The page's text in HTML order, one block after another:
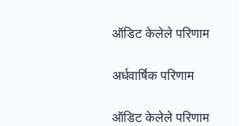
ऑडिट केलेले परिणाम
अर्धवार्षिक परिणाम
ऑडिट केलेले परिणाम